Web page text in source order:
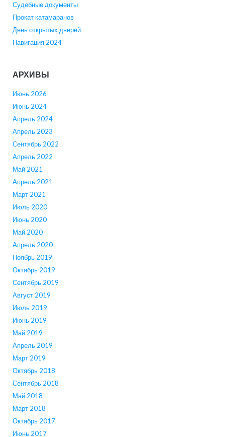
Судебные документы
Прокат катамаранов
День открытых дверей
Навигация 2024
АРХИВЫ
Июнь 2026
Июнь 2024
Апрель 2024
Апрель 2023
Сентябрь 2022
Апрель 2022
Май 2021
Апрель 2021
Март 2021
Июль 2020
Июнь 2020
Май 2020
Апрель 2020
Ноябрь 2019
Октябрь 2019
Сентябрь 2019
Август 2019
Июль 2019
Июнь 2019
Май 2019
Апрель 2019
Март 2019
Октябрь 2018
Сентябрь 2018
Май 2018
Март 2018
Октябрь 2017
Июнь 2017